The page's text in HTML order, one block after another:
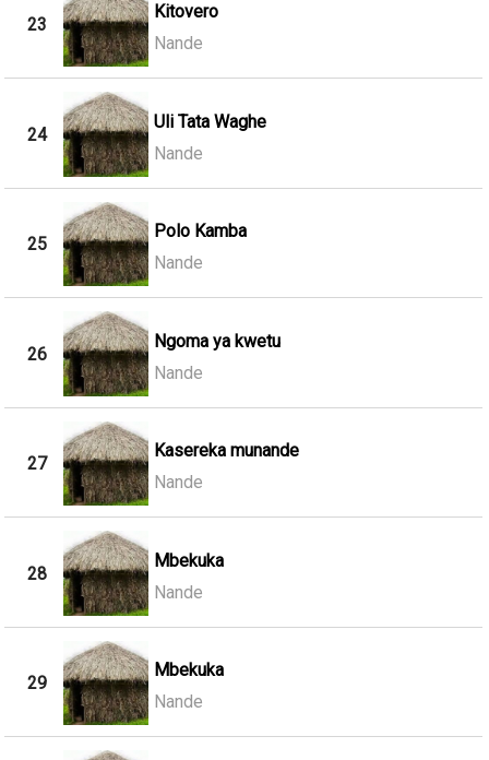
23
Kitovero
Nande
24
Uli Tata Waghe
Nande
25
Polo Kamba
Nande
26
Ngoma ya kwetu
Nande
27
Kasereka munande
Nande
28
Mbekuka
Nande
29
Mbekuka
Nande